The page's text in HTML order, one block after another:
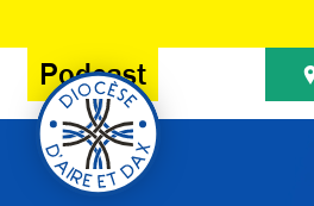
Podcast